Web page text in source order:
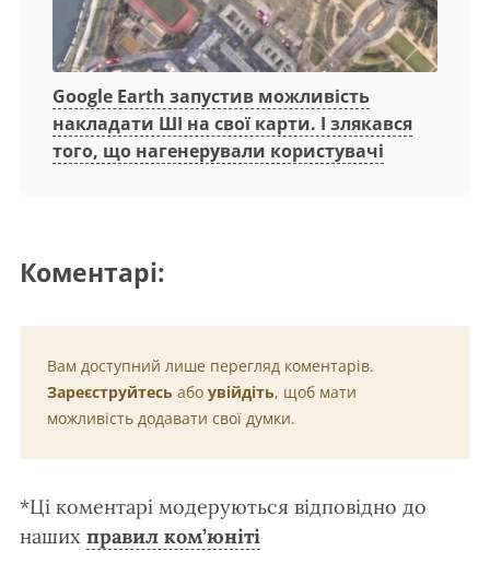
Google Earth запустив можливість
накладати ШІ на свої карти. І злякався
того, що нагенерували користувачі
Коментарі:
Вам доступний лише перегляд коментарів.
Зареєструйтесь або увійдіть, щоб мати
можливість додавати свої думки.
*Ці коментарі модеруються відповідно до
наших правил ком’юніті